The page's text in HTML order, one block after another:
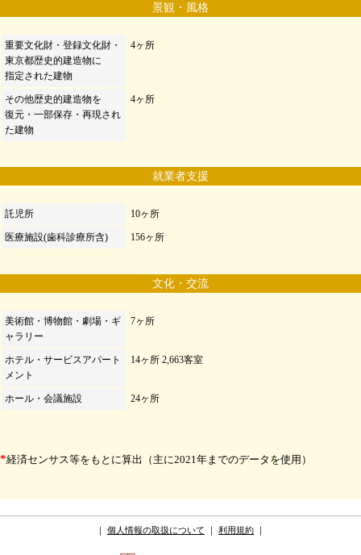
景観・風格
重要文化財・登録文化財・
東京都歴史的建造物に
指定された建物
4ヶ所
その他歴史的建造物を
復元・一部保存・再現され
た建物
4ヶ所
就業者支援
託児所 10ヶ所
医療施設(歯科診療所含) 156ヶ所
文化・交流
美術館・博物館・劇場・ギ
ャラリー
7ヶ所
ホテル・サービスアパート
メント
14ヶ所 2,663客室
ホール・会議施設 24ヶ所
*経済センサス等をもとに算出（主に2021年までのデータを使用）
｜ 個人情報の取扱について ｜ 利用規約｜